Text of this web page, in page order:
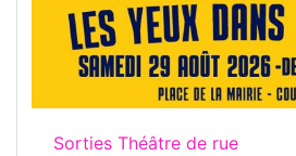
Sorties Théâtre de rue